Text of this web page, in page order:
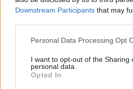
Downstream Participants that may
Personal Data Processing Opt
I want to opt-out of the Sharing
personal data.
Opted In
13
110
"Turbo